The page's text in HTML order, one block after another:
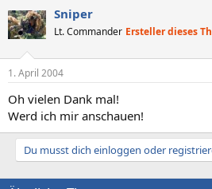
Sniper
Lt. Commander Ersteller dieses
1. April 2004
Oh vielen Dank mal!
Werd ich mir anschauen!
Du musst dich einloggen oder